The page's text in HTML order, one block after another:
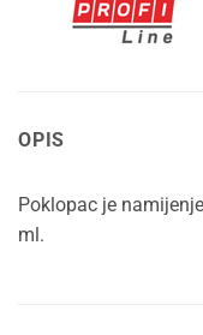
OPIS
Poklopac je
ml.